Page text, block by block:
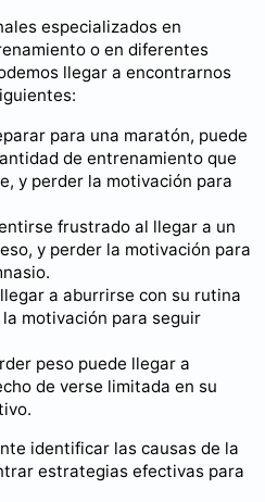
especializados en
o en diferentes
llegar a encontrarnos
para una maratón, puede
de entrenamiento que
y perder la motivación para
frustrado al llegar a un
y perder la motivación para
a aburrirse con su rutina
motivación para seguir
peso puede llegar a
de verse limitada en su
identificar las causas de la
estrategias efectivas para